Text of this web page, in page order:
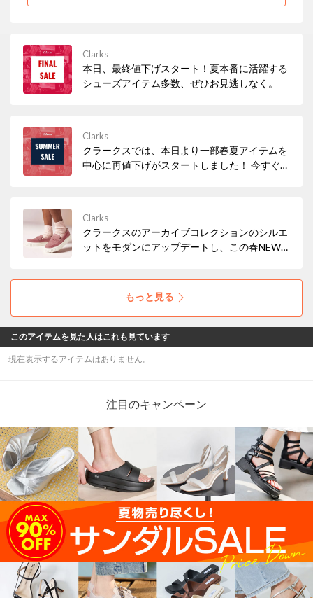
Clarks
本日、最終値下げスタート！夏本番に活躍する
シューズアイテム多数、ぜひお見逃しなく。
Clarks
クラークスでは、本日より一部春夏アイテムを
中心に再値下げがスタートしました！ 今すぐ履
Clarks
クラークスのアーカイブコレクションのシルエ
ットをモダンにアップデートし、この春NEW
量の厚底ソールで気分もUP！
もっと見る
このアイテムを見た人はこれも見ています
現在表示するアイテムはありません。
注目のキャンペーン